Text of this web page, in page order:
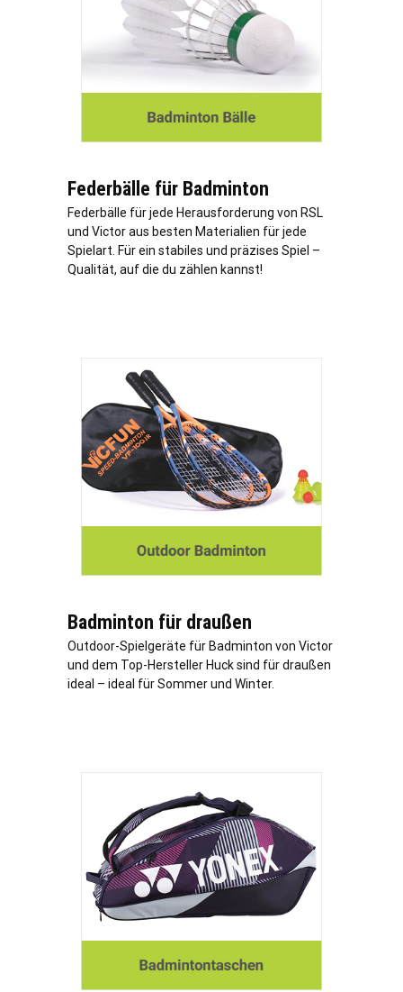
Federbälle für Badminton
Federbälle für jede Herausforderung von RSL
und Victor aus besten Materialien für jede
Spielart. Für ein stabiles und präzises Spiel –
Qualität, auf die du zählen kannst!
Badminton für draußen
Outdoor-Spielgeräte für Badminton von Victor
und dem Top-Hersteller Huck sind für draußen
ideal – ideal für Sommer und Winter.